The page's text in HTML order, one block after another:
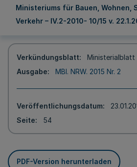
Ministeriums für Bauen, Wohnen,
Verkehr – IV.2-2010- 10/15 v.
Verkündungsblatt
Ministerialblatt
Ausgabe
MBl. NRW. 2015 Nr. 2
Veröffentlichungsdatum
Seite
54
PDF-Version herunterladen